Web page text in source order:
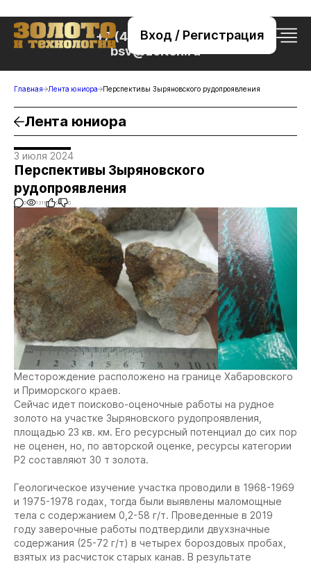
Вход / Регистрация
+7 (495) 221-76-32
bsv@zolteh.ru
Главная Лента юниора Перспективы Зыряновского рудопроявления
Лента юниора
3 июля 2024
Перспективы Зыряновского
рудопроявления
0 1311 0 0
Месторождение расположено на границе Хабаровского
и Приморского краев.
Сейчас идет поисково-оценочные работы на рудное
золото на участке Зыряновского рудопроявления,
площадью 23 кв. км. Его ресурсный потенциал до сих пор
не оценен, но, по авторской оценке, ресурсы категории
Р2 составляют 30 т золота.
Геологическое изучение участка проводили в 1968-1969
и 1975-1978 годах, тогда были выявлены маломощные
тела с содержанием 0,2-58 г/т. Проведенные в 2019
году заверочные работы подтвердили двухзначные
содержания (25-72 г/т) в четырех бороздовых пробах,
взятых из расчисток старых канав. В результате